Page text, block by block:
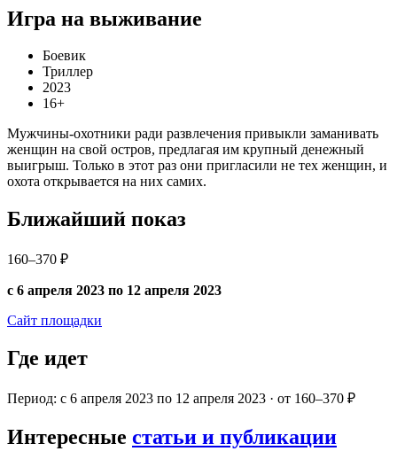
Игра на выживание
Боевик
Триллер
2023
16+
Мужчины-охотники ради развлечения привыкли заманивать
женщин на свой остров, предлагая им крупный денежный
выигрыш. Только в этот раз они пригласили не тех женщин, и
охота открывается на них самих.
Ближайший показ
160–370 ₽
с 6 апреля 2023 по 12 апреля 2023
Сайт площадки
Где идет
Период: с 6 апреля 2023 по 12 апреля 2023 · от 160–370 ₽
Интересные статьи и публикации